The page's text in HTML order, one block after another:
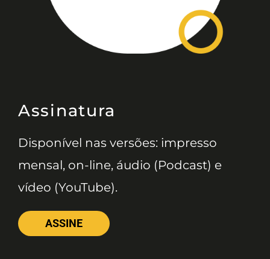
Assinatura
Disponível nas versões: impresso
mensal, on-line, áudio (Podcast) e
vídeo (YouTube).
ASSINE